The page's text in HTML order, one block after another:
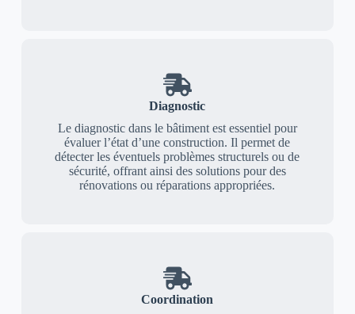
Diagnostic
Le diagnostic dans le bâtiment est essentiel pour
évaluer l’état d’une construction. Il permet de
détecter les éventuels problèmes structurels ou de
sécurité, offrant ainsi des solutions pour des
rénovations ou réparations appropriées.
Coordination